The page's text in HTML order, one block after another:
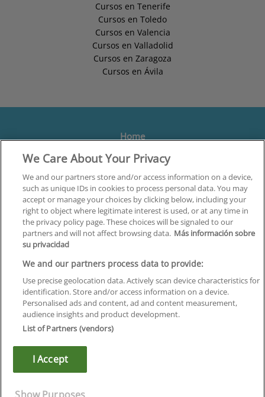
Cursos en Tenerife
Cursos en Toledo
Cursos en Valencia
Cursos en Valladolid
Cursos en Zaragoza
Cursos en Ávila
Home
Formación
Centros
Orientación
Quiénes somos
Contacta
Aviso Legal
Política de Privacidad
Política de Cookies
Canal Ético
Infoempleo
We Care About Your Privacy
We and our partners store and/or access information on a device,
such as unique IDs in cookies to process personal data. You may
accept or manage your choices by clicking below, including your
right to object where legitimate interest is used, or at any time in
the privacy policy page. These choices will be signaled to our
partners and will not affect browsing data. Más información sobre
su privacidad
We and our partners process data to provide:
Use precise geolocation data. Actively scan device characteristics for
identification. Store and/or access information on a device.
Personalised ads and content, ad and content measurement,
audience insights and product development.
List of Partners (vendors)
I Accept